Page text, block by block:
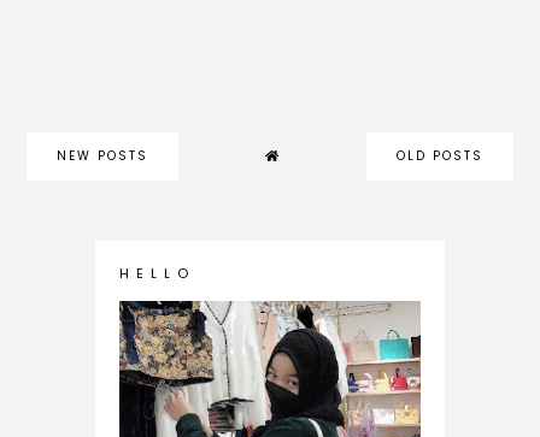
NEW POSTS OLD POSTS
H E L L O